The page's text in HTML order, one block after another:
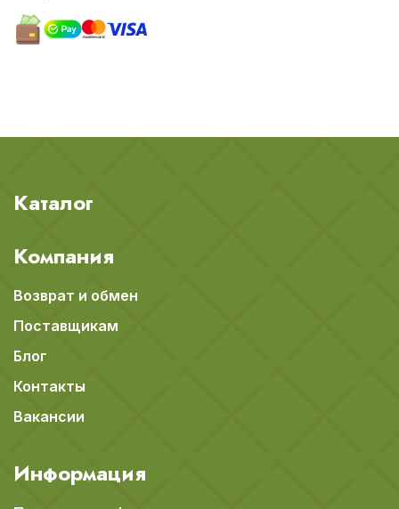
Каталог
Компания
Возврат и обмен
Поставщикам
Блог
Контакты
Вакансии
Информация